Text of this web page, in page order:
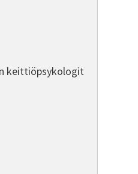
keittiöpsykologit